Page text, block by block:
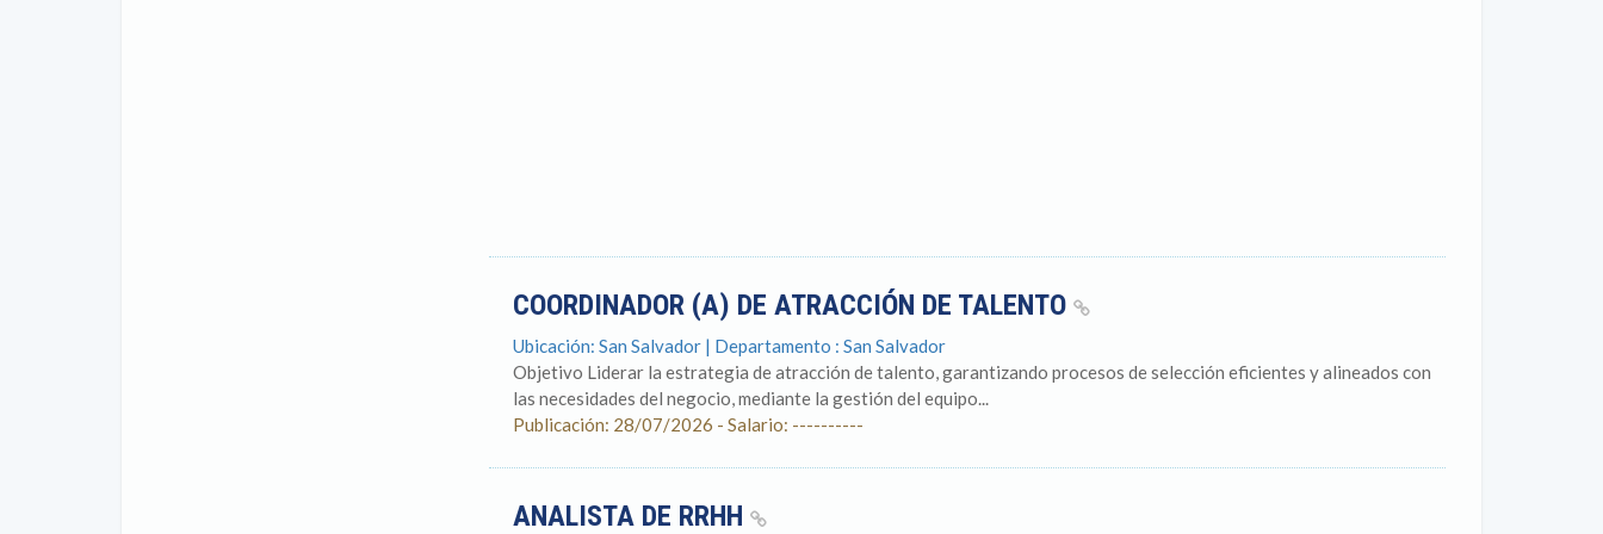
COORDINADOR (A) DE ATRACCIÓN DE TALENTO
Ubicación: San Salvador | Departamento : San Salvador
Objetivo Liderar la estrategia de atracción de talento, garantizando procesos de selección eficientes y alineados con
las necesidades del negocio, mediante la gestión del equipo...
Publicación: 28/07/2026 - Salario: ----------
ANALISTA DE RRHH